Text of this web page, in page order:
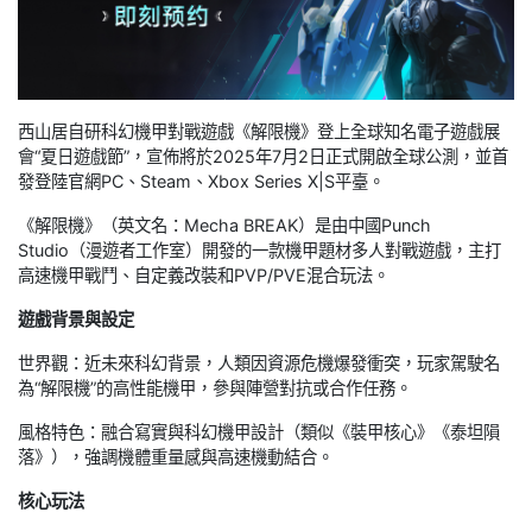
西山居自研科幻機甲對戰遊戲《解限機》登上全球知名電子遊戲展
會“夏日遊戲節”，宣佈將於2025年7月2日正式開啟全球公測，並首
發登陸官網PC、Steam、Xbox Series X|S平臺。
《解限機》（英文名：Mecha BREAK）是由中國Punch
Studio（漫遊者工作室）開發的一款機甲題材多人對戰遊戲，主打
高速機甲戰鬥、自定義改裝和PVP/PVE混合玩法。
遊戲背景與設定
世界觀：近未來科幻背景，人類因資源危機爆發衝突，玩家駕駛名
為“解限機”的高性能機甲，參與陣營對抗或合作任務。
風格特色：融合寫實與科幻機甲設計（類似《裝甲核心》《泰坦隕
落》），強調機體重量感與高速機動結合。
核心玩法